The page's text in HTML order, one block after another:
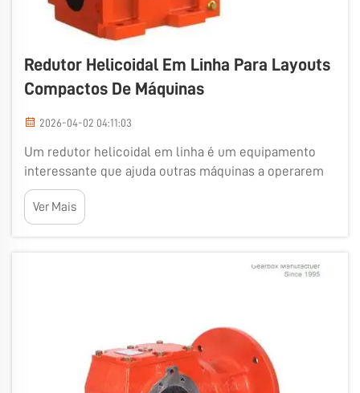
Redutor Helicoidal Em Linha Para Layouts
Compactos De Máquinas
2026-04-02 04:11:03
Um redutor helicoidal em linha é um equipamento
interessante que ajuda outras máquinas a operarem
de forma mais eficaz. Ele é projetado para se encaixar
em espaços reduzidos, uma vantagem para empresas
que precisam economizar espaço no piso da fábrica.
Ver Mais